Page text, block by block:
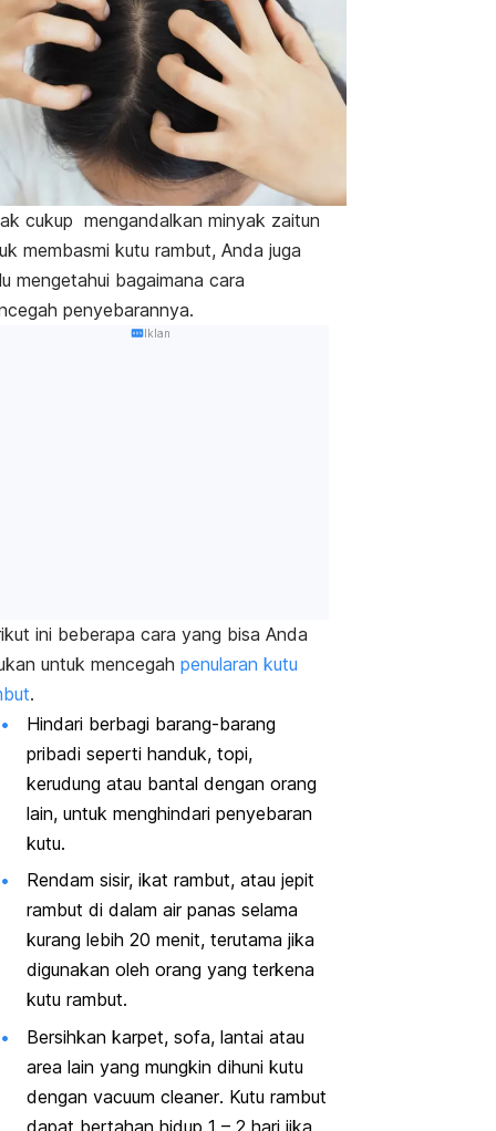
cukup mengandalkan minyak zaitun
membasmi kutu rambut, Anda juga
mengetahui bagaimana cara
penyebarannya.
Iklan
ini beberapa cara yang bisa Anda
untuk mencegah penularan kutu
.
Hindari berbagi barang-barang
pribadi seperti handuk, topi,
kerudung atau bantal dengan orang
lain, untuk menghindari penyebaran
kutu.
Rendam sisir, ikat rambut, atau jepit
rambut di dalam air panas selama
kurang lebih 20 menit, terutama jika
digunakan oleh orang yang terkena
kutu rambut.
Bersihkan karpet, sofa, lantai atau
area lain yang mungkin dihuni kutu
dengan vacuum cleaner. Kutu rambut
dapat bertahan hidup 1 – 2 hari jika